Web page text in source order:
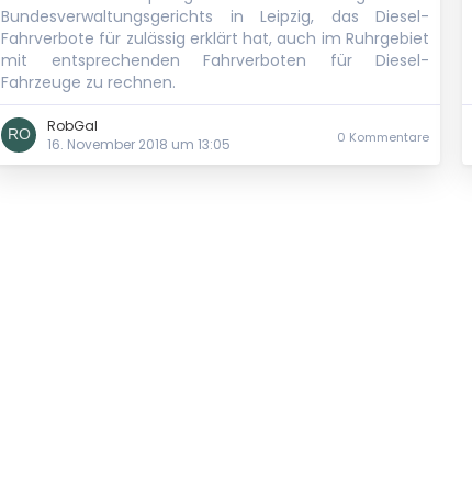
Bundesverwaltungsgerichts in Leipzig, das Diesel-
Fahrverbote für zulässig erklärt hat, auch im Ruhrgebiet
mit entsprechenden Fahrverboten für Diesel-
Fahrzeuge zu rechnen.
RobGal
16. November 2018 um 13:05
0 Kommentare